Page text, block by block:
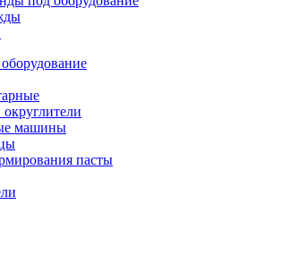
машины
пасты